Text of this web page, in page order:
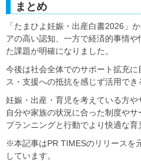
まとめ
「たまひよ妊娠・出産白書2026」
アの高い認知、一方で経済的事情
た課題が明確になりました。
今後は社会全体でのサポート拡充
ス・支援への抵抗を感じず活用でき
妊娠・出産・育児を考えている方や
自分や家族の状況に合った制度や
プランニングと行動でより快適な育
※本記事はPR TIMESのリリースを
しています。